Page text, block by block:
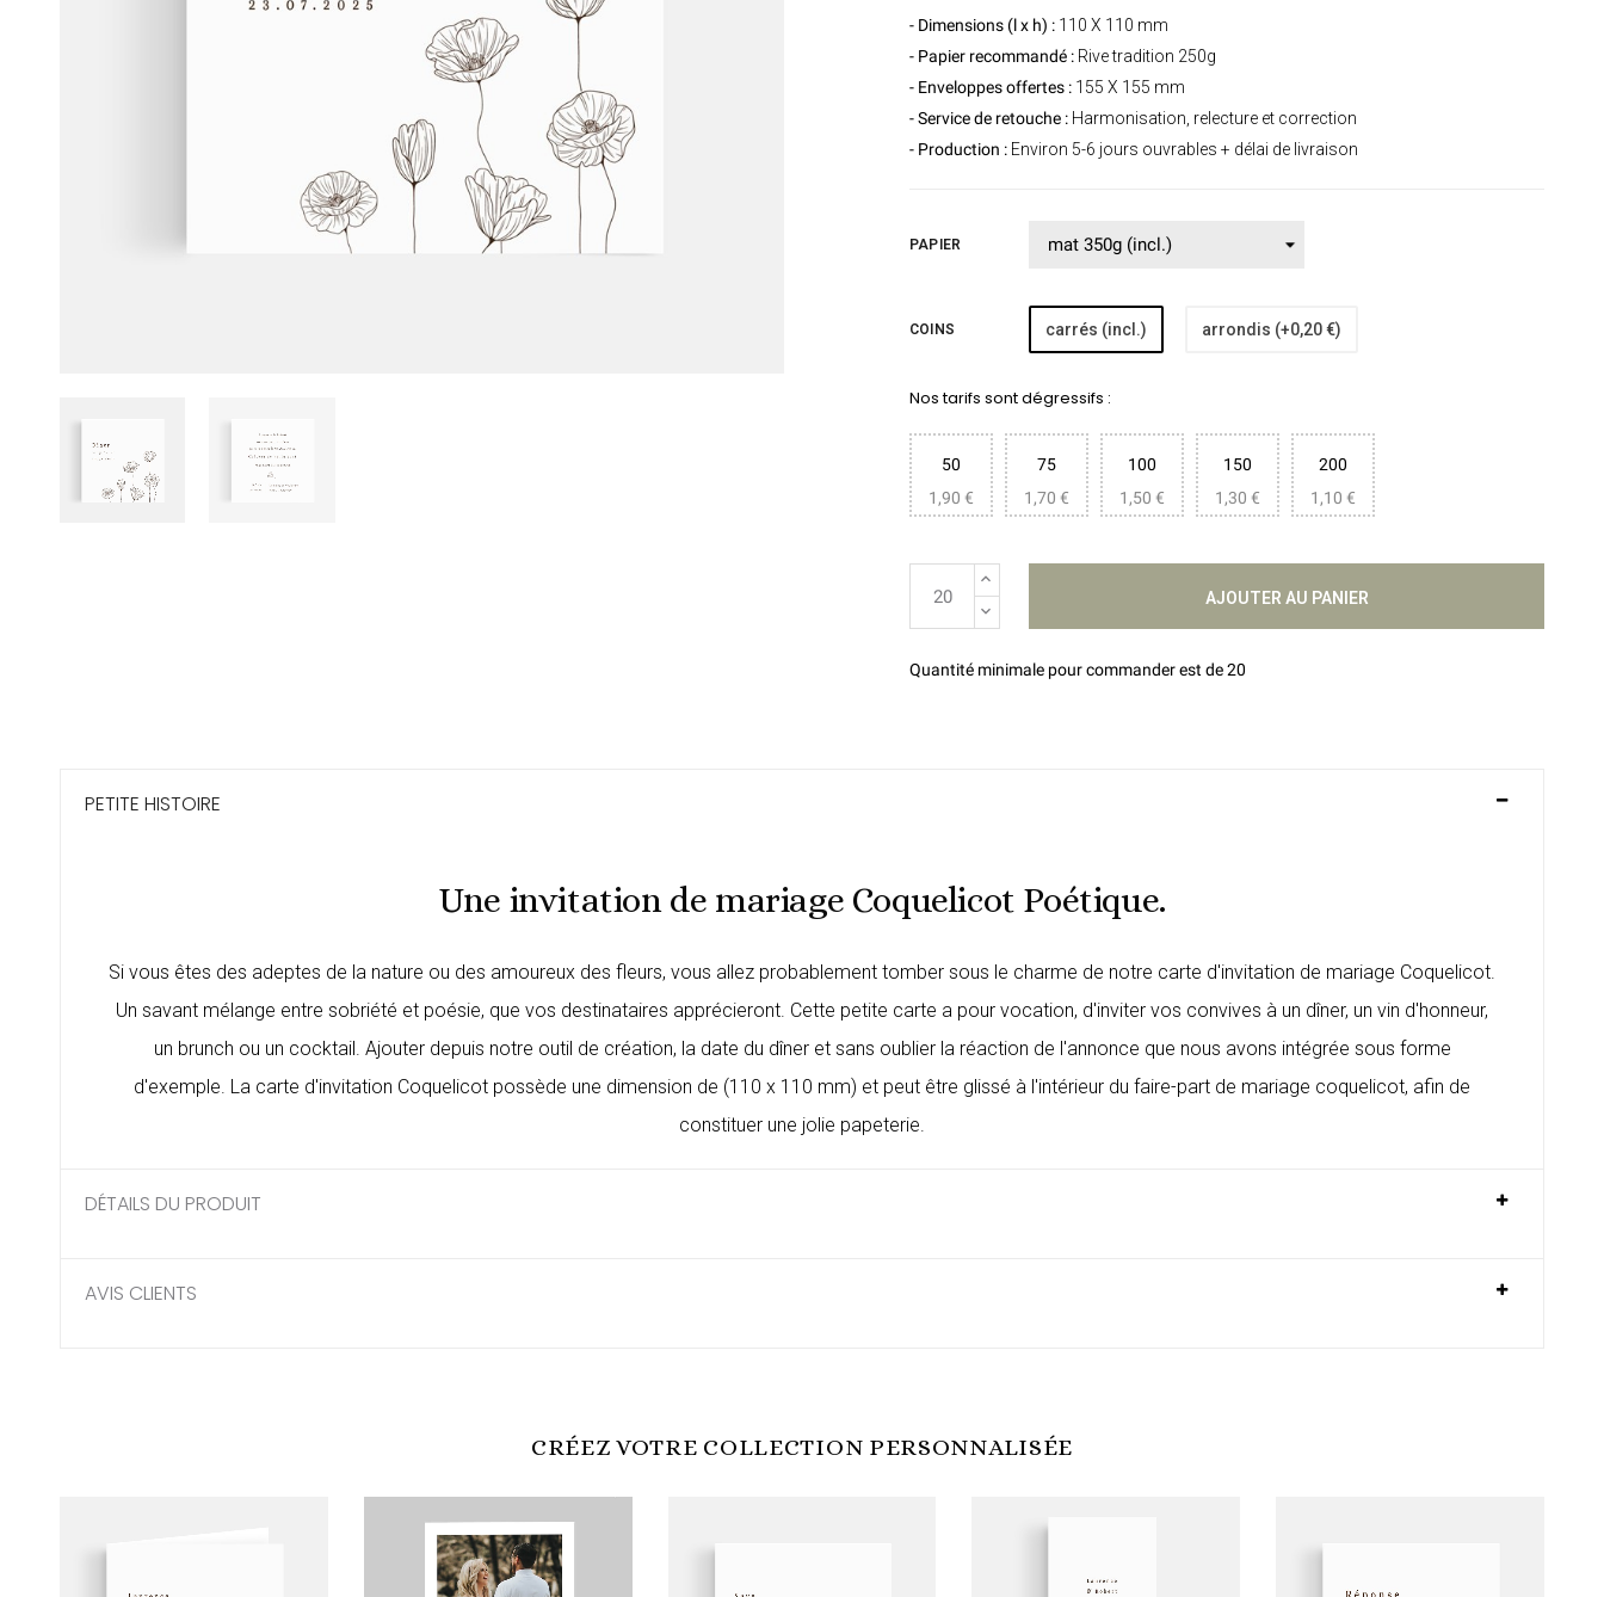
- Dimensions (l x h) : 110 X 110 mm
- Papier recommandé : Rive tradition 250g
- Enveloppes offertes : 155 X 155 mm
- Service de retouche : Harmonisation, relecture et correction
- Production : Environ 5-6 jours ouvrables + délai de livraison
PAPIER
COINS carrés (incl.) arrondis (+0,20 €)
Nos tarifs sont dégressifs :
50
1,90 €
75
1,70 €
100
1,50 €
150
1,30 €
200
1,10 €
AJOUTER AU PANIER
Quantité minimale pour commander est de 20
PETITE HISTOIRE
Une invitation de mariage Coquelicot Poétique.
Si vous êtes des adeptes de la nature ou des amoureux des fleurs, vous allez probablement tomber sous le charme de notre carte d'invitation de mariage Coquelicot.
Un savant mélange entre sobriété et poésie, que vos destinataires apprécieront. Cette petite carte a pour vocation, d'inviter vos convives à un dîner, un vin d'honneur,
un brunch ou un cocktail. Ajouter depuis notre outil de création, la date du dîner et sans oublier la réaction de l'annonce que nous avons intégrée sous forme
d'exemple. La carte d'invitation Coquelicot possède une dimension de (110 x 110 mm) et peut être glissé à l'intérieur du faire-part de mariage coquelicot, afin de
constituer une jolie papeterie.
DÉTAILS DU PRODUIT
AVIS CLIENTS
CRÉEZ VOTRE COLLECTION PERSONNALISÉE